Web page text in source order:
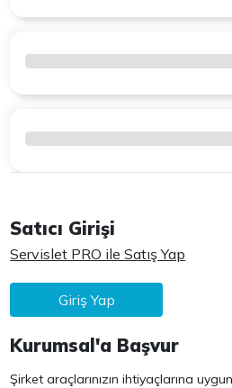
Satıcı Girişi
Servislet PRO ile Satış Yap
Giriş Yap
Kurumsal'a Başvur
Şirket araçlarınızın ihtiyaçlarına